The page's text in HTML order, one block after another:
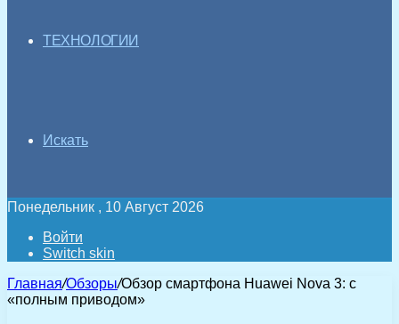
ТЕХНОЛОГИИ
Искать
Понедельник , 10 Август 2026
Войти
Switch skin
Главная/Обзоры/Обзор смартфона Huawei Nova 3: c
«полным приводом»